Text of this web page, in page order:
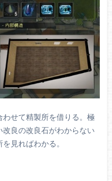
わせて精製所を借りる。極
良の改良石がわからない
見ればわかる。